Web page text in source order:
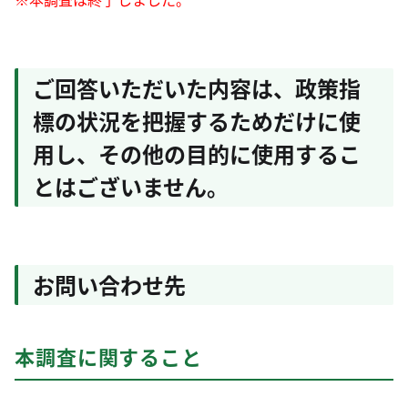
ご回答いただいた内容は、政策指
標の状況を把握するためだけに使
用し、その他の目的に使用するこ
とはございません。
お問い合わせ先
本調査に関すること